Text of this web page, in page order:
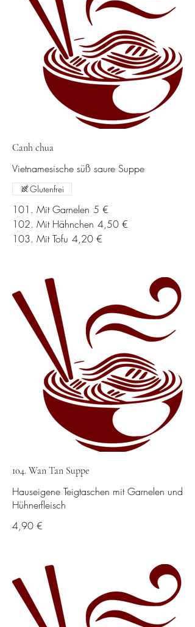
Canh chua
Vietnamesische süß saure Suppe
101. Mit Garnelen 5 €
102. Mit Hähnchen 4,50 €
103. Mit Tofu 4,20 €
Glutenfrei
104. Wan Tan Suppe
Hauseigene Teigtaschen mit Garnelen und
Hühnerfleisch
4,90 €